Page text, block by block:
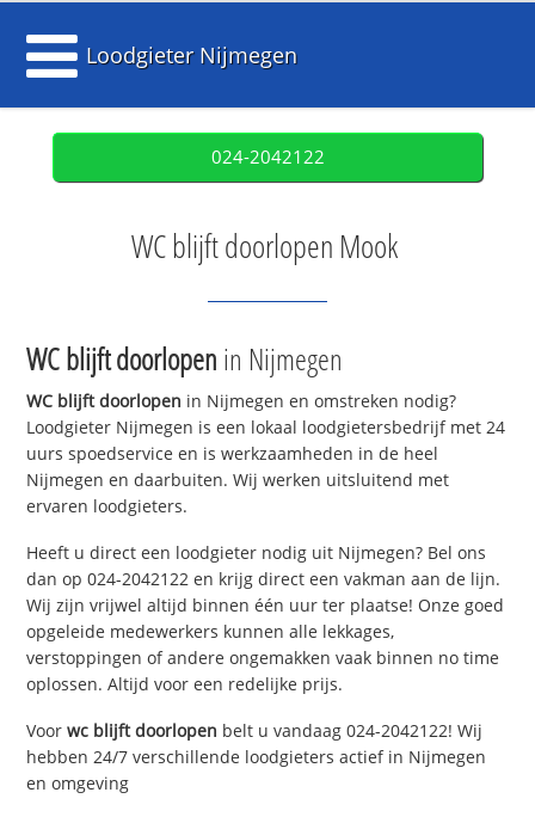
Loodgieter Nijmegen
024-2042122
WC blijft doorlopen Mook
WC blijft doorlopen in Nijmegen
WC blijft doorlopen in Nijmegen en omstreken nodig?
Loodgieter Nijmegen is een lokaal loodgietersbedrijf met 24
uurs spoedservice en is werkzaamheden in de heel
Nijmegen en daarbuiten. Wij werken uitsluitend met
ervaren loodgieters.
Heeft u direct een loodgieter nodig uit Nijmegen? Bel ons
dan op 024-2042122 en krijg direct een vakman aan de lijn.
Wij zijn vrijwel altijd binnen één uur ter plaatse! Onze goed
opgeleide medewerkers kunnen alle lekkages,
verstoppingen of andere ongemakken vaak binnen no time
oplossen. Altijd voor een redelijke prijs.
Voorwc blijft doorlopen belt u vandaag 024-2042122! Wij
hebben 24/7 verschillende loodgieters actief in Nijmegen
en omgeving